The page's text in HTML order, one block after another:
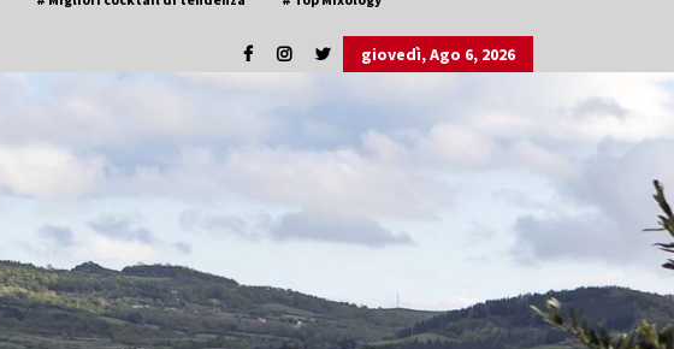
giovedì, Ago 6, 2026